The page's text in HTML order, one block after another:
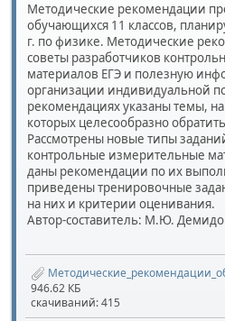
Методические рекомендации
обучающихся 11 классов,
г. по физике. Методические
советы разработчиков
материалов ЕГЭ и полезную
организации индивидуальной
рекомендациях указаны темы,
которых целесообразно
Рассмотрены новые типы
контрольные измерительные
даны рекомендации по их
приведены тренировочные
на них и критерии оценивания.
Автор-составитель: М.Ю.
946.62 КБ
скачиваний: 415